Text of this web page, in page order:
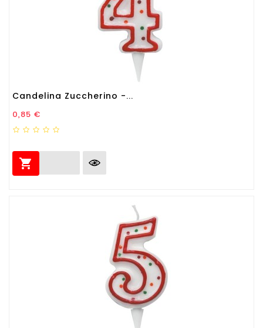
Candelina Zuccherino -...
Prezzo
0,85 €
